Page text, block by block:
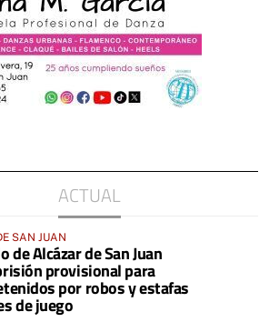
ACTUAL
SAN JUAN
de Alcázar de San Juan
provisional para
por robos y estafas
de juego